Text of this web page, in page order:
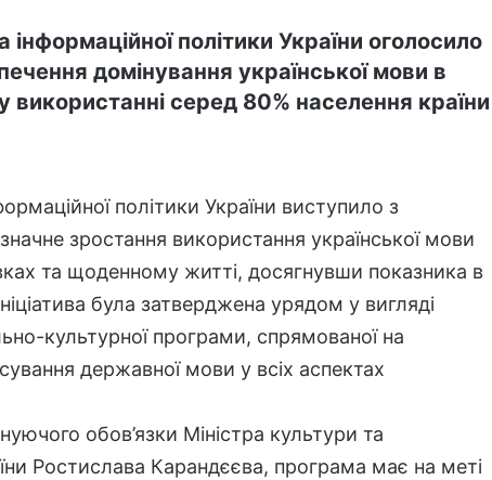
інформаційної політики України оголосило
домінування української мови в
використанні серед 80% населення країни
політики України виступило з
зростання використання української мови
та щоденному житті, досягнувши показника в
була затверджена урядом у вигляді
культурної програми, спрямованої на
державної мови у всіх аспектах
обов’язки Міністра культури та
Ростислава Карандєєва, програма має на меті